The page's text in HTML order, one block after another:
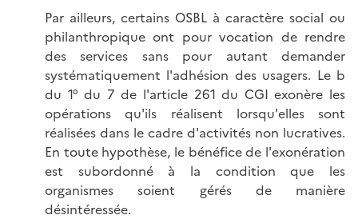
Par ailleurs, certains OSBL à caractère social ou
philanthropique ont pour vocation de rendre
des services sans pour autant demander
systématiquement l'adhésion des usagers. Le b
du 1° du 7 de l'article 261 du CGI exonère les
opérations qu'ils réalisent lorsqu'elles sont
réalisées dans le cadre d'activités non lucratives.
En toute hypothèse, le bénéfice de l'exonération
est subordonné à la condition que les
organismes soient gérés de manière
désintéressée.